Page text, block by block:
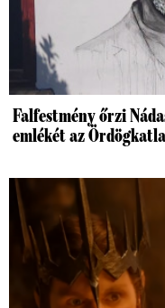
Falfestmény őrzi
emlékét az